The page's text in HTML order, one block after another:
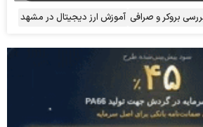
بروکر و صرافی آموزش ارز دیجیتال در مشهد